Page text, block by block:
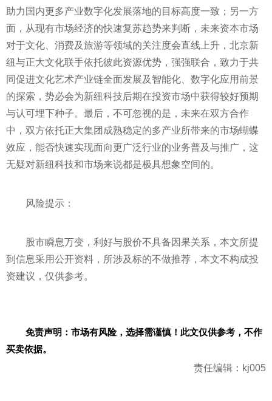
助力国内更多产业数字化发展落地的目标高度一致；另一方
面，从现有市场经济的快速复苏趋势来判断，未来资本市场
对于文化、消费及旅游等领域的关注度会直线上升，北京新
纽与正大文化联手依托彼此资源优势，强强联合，致力于共
同促进文化艺术产业链全面发展及智能化、数字化应用前景
的探索，势必会为新纽科技后期在投资市场中获得较好预期
与认可埋下种子。最后，不可忽视的是，未来在双方合作
中，双方依托正大集团成熟稳定的多产业所带来的市场蝴蝶
效应，能否快速实现面向更广泛行业的业务普及与推广，这
无疑对新纽科技和市场来说都是极具想象空间的。
风险提示：
股市瞬息万变，利好与股价不具备因果关系，本文所提
到信息采用公开资料，所涉及标的不做推荐，本文不构成投
资建议，仅供参考。
免责声明：市场有风险，选择需谨慎！此文仅供参考，不作
买卖依据。
责任编辑：kj005